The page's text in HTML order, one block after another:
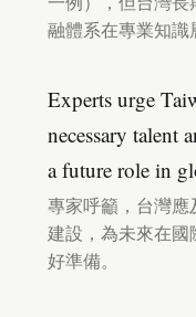
融體系在專業知識
Experts urge
necessary talent
a future role in
專家呼籲，台灣
建設，為未來在
好準備。